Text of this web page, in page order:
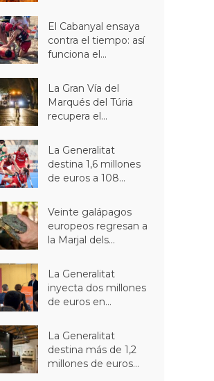
El Cabanyal ensaya
contra el tiempo: así
funciona el...
La Gran Vía del
Marqués del Túria
recupera el...
La Generalitat
destina 1,6 millones
de euros a 108...
Veinte galápagos
europeos regresan a
la Marjal dels...
La Generalitat
inyecta dos millones
de euros en...
La Generalitat
destina más de 1,2
millones de euros...